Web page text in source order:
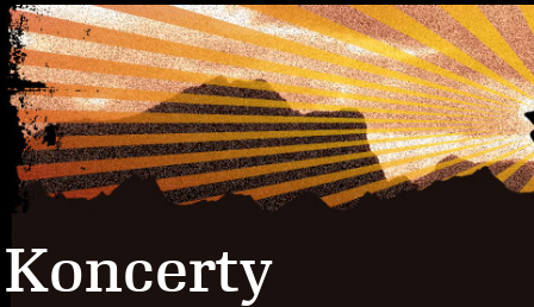
Koncerty